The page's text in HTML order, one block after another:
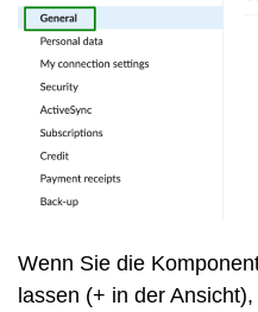
Wenn Sie die
lassen (+ in der